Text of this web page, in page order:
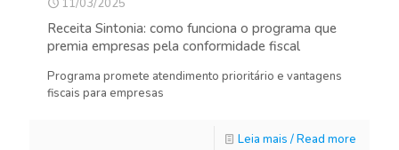
11/03/2025
Receita Sintonia: como funciona o programa que
premia empresas pela conformidade fiscal
Programa promete atendimento prioritário e vantagens
fiscais para empresas
Leia mais / Read more